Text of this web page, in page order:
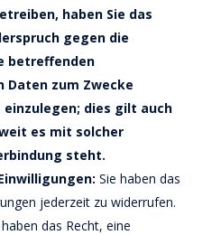
haben Sie das
gegen die
betreffenden
Daten zum Zwecke
dies gilt auch
es mit solcher
steht.
Sie haben das
jederzeit zu widerrufen.
das Recht, eine